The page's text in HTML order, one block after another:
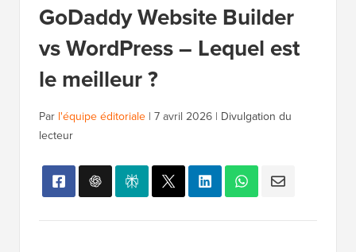
GoDaddy Website Builder
vs WordPress – Lequel est
le meilleur ?
Par l'équipe éditoriale | 7 avril 2026 | Divulgation du
lecteur